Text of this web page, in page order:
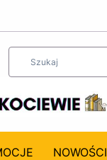
NOWOŚCI